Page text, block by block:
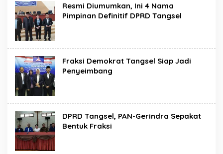
Resmi Diumumkan, Ini 4 Nama
Pimpinan Definitif DPRD Tangsel
Fraksi Demokrat Tangsel Siap Jadi
Penyeimbang
DPRD Tangsel, PAN-Gerindra Sepakat
Bentuk Fraksi